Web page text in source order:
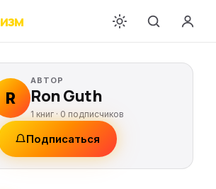
изм
R
АВТОР
Ron Guth
1 книг · 0 подписчиков
Подписаться